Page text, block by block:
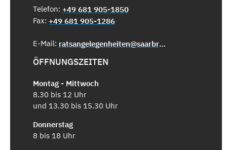
Telefon: +49 681 905-1850
Fax: +49 681 905-1286
E-Mail: ratsangelegenheiten@saarbruecken.de
ÖFFNUNGSZEITEN
Montag - Mittwoch
8.30 bis 12 Uhr
und 13.30 bis 15.30 Uhr
Donnerstag
8 bis 18 Uhr